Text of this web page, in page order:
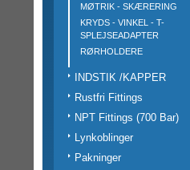
MØTRIK - SKÆRERING
KRYDS - VINKEL - T-
SPLEJSEADAPTER
RØRHOLDERE
INDSTIK /KAPPER
Rustfri Fittings
NPT Fittings (700 Bar)
Lynkoblinger
Pakninger